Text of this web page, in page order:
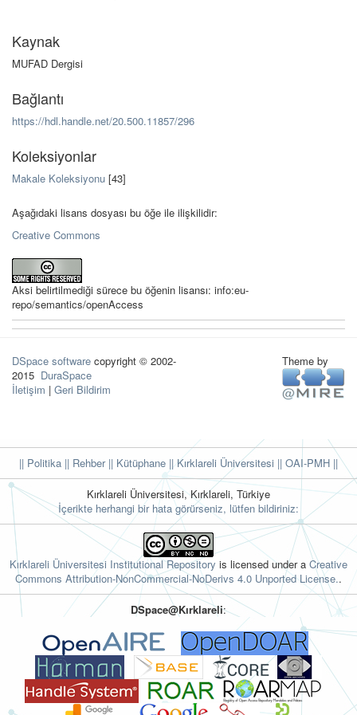
Kaynak
MUFAD Dergisi
Bağlantı
https://hdl.handle.net/20.500.11857/296
Koleksiyonlar
Makale Koleksiyonu [43]
Aşağıdaki lisans dosyası bu öğe ile ilişkilidir:
Creative Commons
Aksi belirtilmediği sürece bu öğenin lisansı: info:eu-
repo/semantics/openAccess
DSpace software copyright © 2002-
2015 DuraSpace
İletişim | Geri Bildirim
Theme by
|| Politika || Rehber|| Kütüphane || Kırklareli Üniversitesi || OAI-PMH ||
Kırklareli Üniversitesi, Kırklareli, Türkiye
İçerikte herhangi bir hata görürseniz, lütfen bildiriniz:
Kırklareli Üniversitesi Institutional Repository is licensed under a Creative
Commons Attribution-NonCommercial-NoDerivs 4.0 Unported License..
DSpace@Kırklareli: